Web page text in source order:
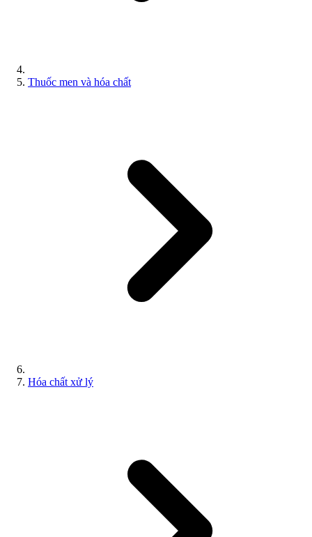
Thuốc men và hóa chất
Hóa chất xử lý